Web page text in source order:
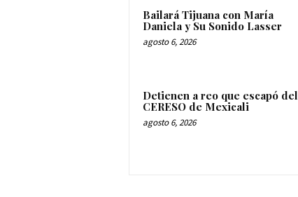
Bailará Tijuana con María
Daniela y Su Sonido Lasser
agosto 6, 2026
Detienen a reo que escapó del
CERESO de Mexicali
agosto 6, 2026